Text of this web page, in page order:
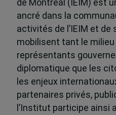
de Montréal (IEIM) est
ancré dans la
activités de l’IEIM et
mobilisent tant le
représentants
diplomatique que les
les enjeux
partenaires privés,
l’Institut participe ainsi